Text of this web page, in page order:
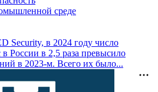
среде
Security, в 2024 году число
в России в 2,5 раза превысило
в 2023-м. Всего их было...